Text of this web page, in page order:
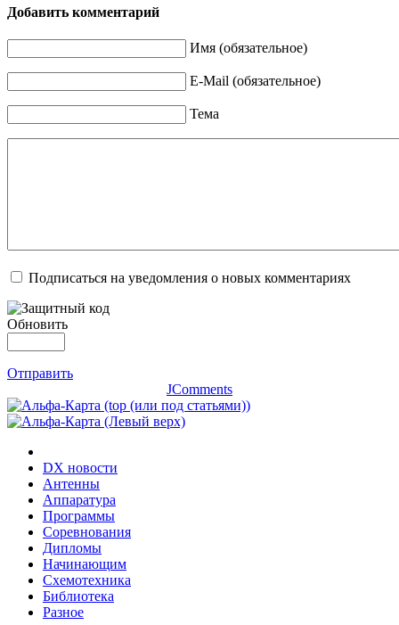
Добавить комментарий
Имя (обязательное)
E-Mail (обязательное)
Тема
Подписаться на уведомления о новых комментариях
Обновить
Отправить
JComments
DX новости
Антенны
Аппаратура
Программы
Соревнования
Дипломы
Начинающим
Схемотехника
Библиотека
Разное